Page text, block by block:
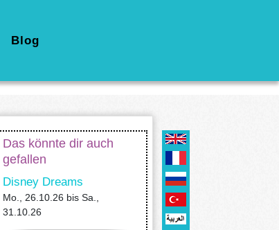
Blog
Das könnte dir auch
gefallen
Disney Dreams
Mo., 26.10.26 bis Sa.,
31.10.26